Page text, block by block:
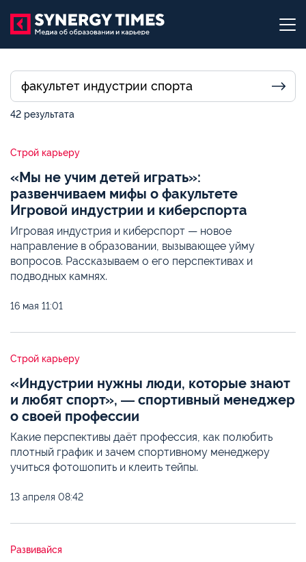
42 результата
Строй карьеру
«Мы не учим детей играть»:
развенчиваем мифы о факультете
Игровой индустрии и киберспорта
Игровая индустрия и киберспорт — новое
направление в образовании, вызывающее уйму
вопросов. Рассказываем о его перспективах и
подводных камнях.
16 мая 11:01
Строй карьеру
«Индустрии нужны люди, которые знают
и любят спорт», ― спортивный менеджер
о своей профессии
Какие перспективы даёт профессия, как полюбить
плотный график и зачем спортивному менеджеру
учиться фотошопить и клеить тейпы.
13 апреля 08:42
Развивайся